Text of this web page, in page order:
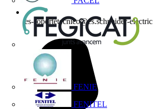
FENIE
FENITEL
es-soportetecnico@es.schneider-